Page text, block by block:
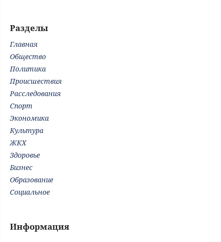
Разделы
Главная
Общество
Политика
Происшествия
Расследования
Спорт
Экономика
Культура
ЖКХ
Здоровье
Бизнес
Образование
Социальное
Информация